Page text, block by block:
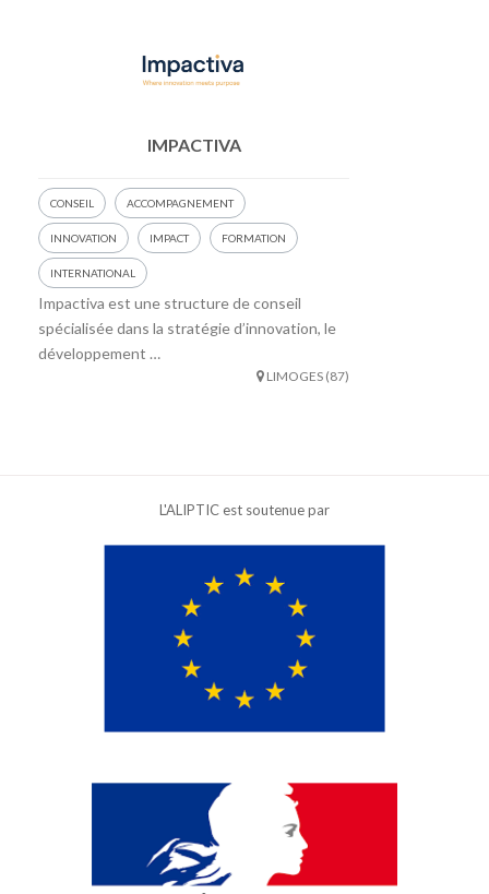
IMPACTIVA
CONSEIL ACCOMPAGNEMENT
INNOVATION IMPACT FORMATION
INTERNATIONAL
Impactiva est une structure de conseil
spécialisée dans la stratégie d’innovation, le
développement …
LIMOGES (87)
L'ALIPTIC est soutenue par